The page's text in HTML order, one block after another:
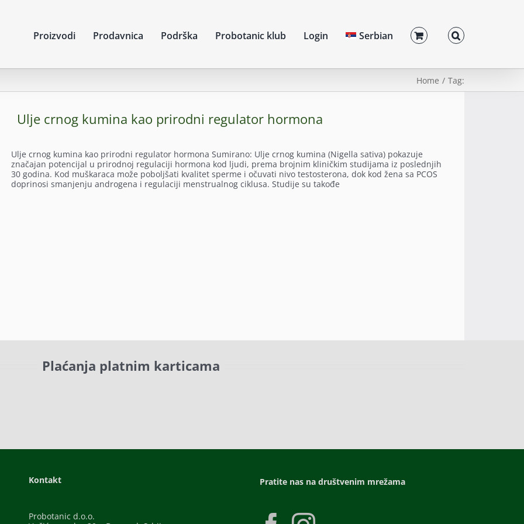
Proizvodi Prodavnica Podrška Probotanic klub Login Serbian
Home Tag:
Ulje crnog kumina kao prirodni regulator hormona
Ulje crnog kumina kao prirodni regulator hormona Sumirano: Ulje crnog kumina (Nigella sativa) pokazuje
značajan potencijal u prirodnoj regulaciji hormona kod ljudi, prema brojnim kliničkim studijama iz poslednjih
30 godina. Kod muškaraca može poboljšati kvalitet sperme i očuvati nivo testosterona, dok kod žena sa PCOS
doprinosi smanjenju androgena i regulaciji menstrualnog ciklusa. Studije su takođe
Plaćanja platnim karticama
Kontakt
Probotanic d.o.o.
Pratite nas na društvenim mrežama